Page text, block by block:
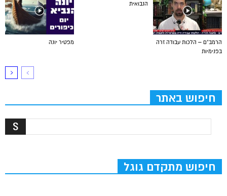
מפטיר יונה
הנבואית
הרמב”ם – הלכות עבודה זרה
בפנימיות
חיפוש באתר
חיפוש מתקדם גוגל